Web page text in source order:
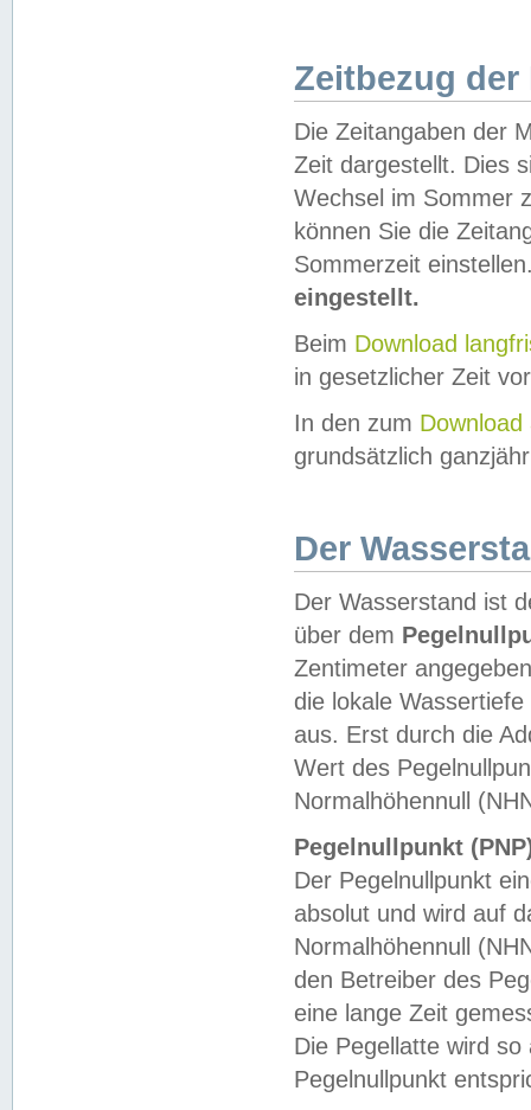
Zeitbezug der
Die Zeitangaben der
Zeit dargestellt. Dies
Wechsel im Sommer
können Sie die
Sommerzeit
eingestellt.
Beim Download
in gesetzlicher Zeit
In den zum Download
grundsätzlich
Der
Der Wasserstand ist
über dem
Zentimeter
die lokale
aus. Erst durch die
Wert des
Normalhöhennull
Pegelnullpunkt
Der Pegelnullpunkt
absolut und wird auf
Normalhöhennull
den Betreiber des
eine lange Zeit
Die Pegellatte wird
Pegelnullpunkt